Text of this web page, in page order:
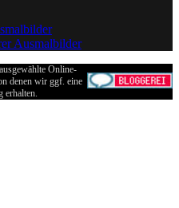
Ausmalbilder
Online-
denen wir ggf. eine
erhalten.